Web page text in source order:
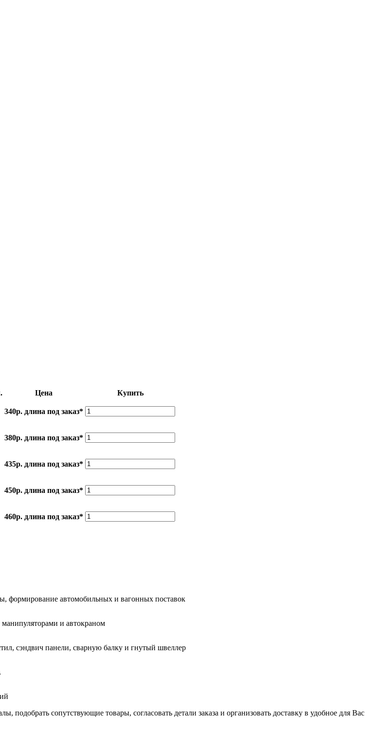
Цена Купить
340р. длина под заказ*
380р. длина под заказ*
435р. длина под заказ*
450р. длина под заказ*
460р. длина под заказ*
формирование автомобильных и вагонных поставок
и автокраном
сэндвич панели, сварную балку и гнутый швеллер
сопутствующие товары, согласовать детали заказа и организовать доставку в удобное для Вас